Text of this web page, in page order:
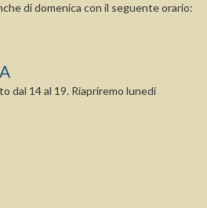
di domenica con il seguente orario:
dal 14 al 19. Riapriremo lunedi